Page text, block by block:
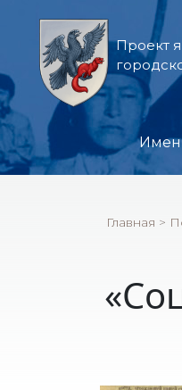
Проект
Главная >